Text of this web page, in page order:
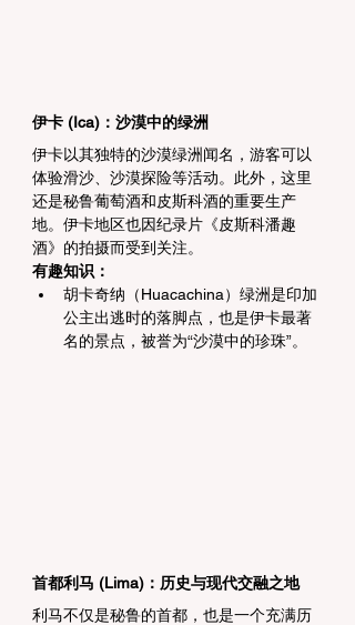
伊卡 (Ica)：沙漠中的绿洲
伊卡以其独特的沙漠绿洲闻名，游客可以
体验滑沙、沙漠探险等活动。此外，这里
还是秘鲁葡萄酒和皮斯科酒的重要生产
地。伊卡地区也因纪录片《皮斯科潘趣
酒》的拍摄而受到关注。
有趣知识 ：
胡卡奇纳（Huacachina）绿洲是印加
公主出逃时的落脚点，也是伊卡最著
名的景点，被誉为“沙漠中的珍珠”。
首都利马 (Lima)：历史与现代交融之地
利马不仅是秘鲁的首都，也是一个充满历